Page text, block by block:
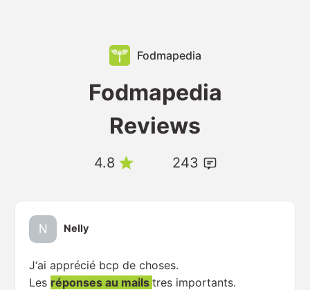
Fodmapedia
Fodmapedia
Reviews
4.8 243
Nelly
J‘ai apprécié bcp de choses.
Les réponses au mailstres importants.